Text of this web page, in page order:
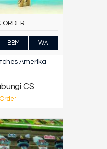
ORDER
BBM WA
Amerika
CS